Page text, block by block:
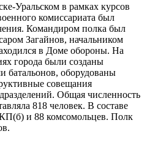
Уральском в рамках курсов
комиссариата был
Командиром полка был
Загайнов, начальником
в Доме обороны. На
города были созданы
батальонов, оборудованы
совещания
Общая численность
818 человек. В составе
и 88 комсомольцев. Полк